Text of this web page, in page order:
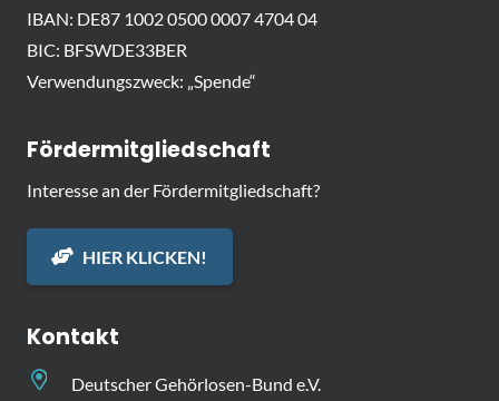
IBAN: DE87 1002 0500 0007 4704 04
BIC: BFSWDE33BER
Verwendungszweck: „Spende“
Fördermitgliedschaft
Interesse an der Fördermitgliedschaft?
HIER KLICKEN!
Kontakt
Deutscher Gehörlosen-Bund e.V.